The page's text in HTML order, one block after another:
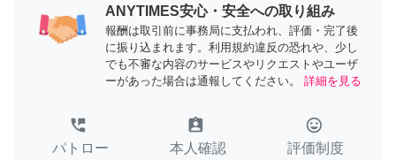
ANYTIMES安心・安全への取り組み
報酬は取引前に事務局に支払われ、評価・完了後
に振り込まれます。利用規約違反の恐れや、少し
でも不審な内容のサービスやリクエストやユーザ
ーがあった場合は通報してください。
詳細を見る
perm_phone_msg
パトロー
assignment_ind
本人確認
tag_faces
評価制度